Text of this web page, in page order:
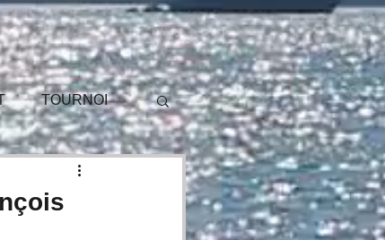
TOURNOI